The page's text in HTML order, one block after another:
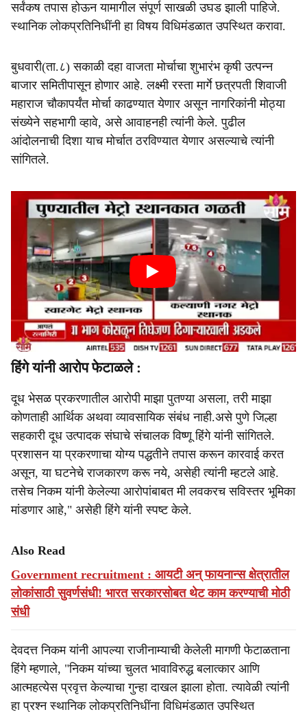
सर्वंकष तपास होऊन यामागील संपूर्ण साखळी उघड झाली पाहिजे.
स्थानिक लोकप्रतिनिधींनी हा विषय विधिमंडळात उपस्थित करावा.
बुधवारी(ता.८) सकाळी दहा वाजता मोर्चाचा शुभारंभ कृषी उत्पन्न
बाजार समितीपासून होणार आहे. लक्ष्मी रस्ता मार्गे छत्रपती शिवाजी
महाराज चौकापर्यंत मोर्चा काढण्यात येणार असून नागरिकांनी मोठ्या
संख्येने सहभागी व्हावे, असे आवाहनही त्यांनी केले. पुढील
आंदोलनाची दिशा याच मोर्चात ठरविण्यात येणार असल्याचे त्यांनी
सांगितले.
हिंगे यांनी आरोप फेटाळले :
दूध भेसळ प्रकरणातील आरोपी माझा पुतण्या असला, तरी माझा
कोणताही आर्थिक अथवा व्यावसायिक संबंध नाही.असे पुणे जिल्हा
सहकारी दूध उत्पादक संघाचे संचालक विष्णू हिंगे यांनी सांगितले.
प्रशासन या प्रकरणाचा योग्य पद्धतीने तपास करून कारवाई करत
असून, या घटनेचे राजकारण करू नये, असेही त्यांनी म्हटले आहे.
तसेच निकम यांनी केलेल्या आरोपांबाबत मी लवकरच सविस्तर भूमिका
मांडणार आहे," असेही हिंगे यांनी स्पष्ट केले.
Also Read
Government recruitment : आयटी अन् फायनान्स क्षेत्रातील
लोकांसाठी सुवर्णसंधी! भारत सरकारसोबत थेट काम करण्याची मोठी
संधी
देवदत्त निकम यांनी आपल्या राजीनाम्याची केलेली मागणी फेटाळताना
हिंगे म्हणाले, "निकम यांच्या चुलत भावाविरुद्ध बलात्कार आणि
आत्महत्येस प्रवृत्त केल्याचा गुन्हा दाखल झाला होता. त्यावेळी त्यांनी
हा प्रश्न स्थानिक लोकप्रतिनिधींना विधिमंडळात उपस्थित